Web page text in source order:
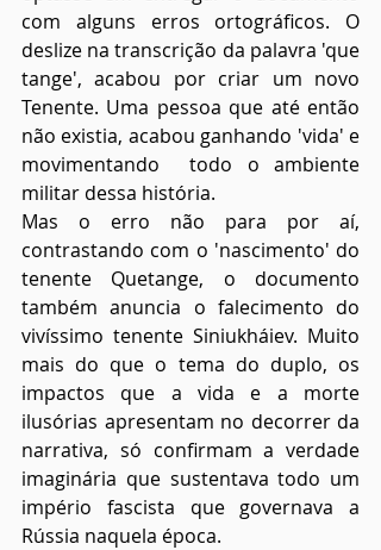
com alguns erros ortográficos. O
deslize na transcrição da palavra 'que
tange', acabou por criar um novo
Tenente. Uma pessoa que até então
não existia, acabou ganhando 'vida' e
movimentando  todo o ambiente
militar dessa história.
Mas o erro não para por aí,
contrastando com o 'nascimento' do
tenente Quetange, o documento
também anuncia o falecimento do
vivíssimo tenente Siniukháiev. Muito
mais do que o tema do duplo, os
impactos que a vida e a morte
ilusórias apresentam no decorrer da
narrativa, só confirmam a verdade
imaginária que sustentava todo um
império fascista que governava a
Rússia naquela época.